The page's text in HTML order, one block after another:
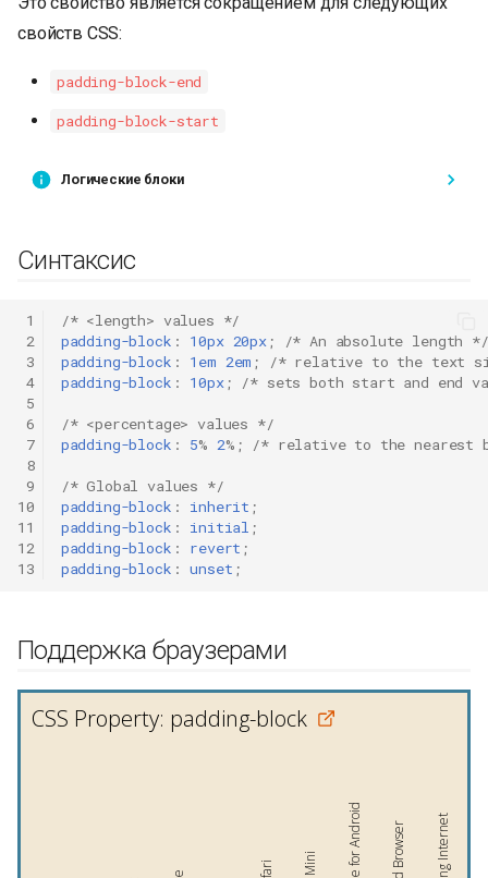
свойств CSS:
padding-block-end
padding-block-start
Логические блоки
Синтаксис
1
2
3
4
5
6
7
8
9
10
11
12
13
/* <length> values */
padding-block : 10px 20px;
/* An absolute length */
padding-block : 1em 2em ;
/* relative to the text
padding-block : 10px; /* sets both start and end
/* <percentage> values */
padding-block : 5% 2%; /* relative to the nearest
/* Global values */
padding-block : inherit ;
padding-block : initial ;
padding-block : revert ;
padding-block : unset ;
Поддержка браузерами